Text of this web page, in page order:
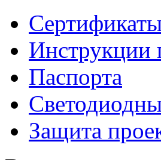
Инструкции
Паспорта
Защита